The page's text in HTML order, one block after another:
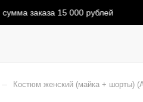
заказа 15 000 рублей
– Костюм женский (майка + шорты)